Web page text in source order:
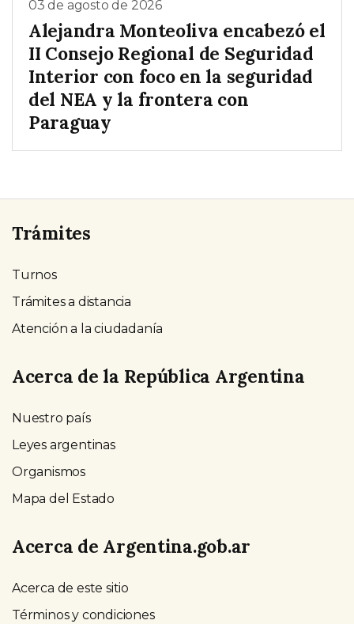
03 de agosto de 2026
Alejandra Monteoliva encabezó el
II Consejo Regional de Seguridad
Interior con foco en la seguridad
del NEA y la frontera con
Paraguay
Trámites
Turnos
Trámites a distancia
Atención a la ciudadanía
Acerca de la República Argentina
Nuestro país
Leyes argentinas
Organismos
Mapa del Estado
Acerca de Argentina.gob.ar
Acerca de este sitio
Términos y condiciones